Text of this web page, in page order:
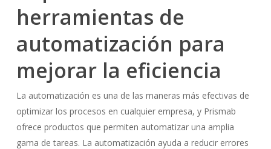
herramientas de
automatización para
mejorar la eficiencia
La automatización es una de las maneras más efectivas de
optimizar los procesos en cualquier empresa, y Prismab
ofrece productos que permiten automatizar una amplia
gama de tareas. La automatización ayuda a reducir errores